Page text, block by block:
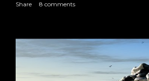
Share 8 comments